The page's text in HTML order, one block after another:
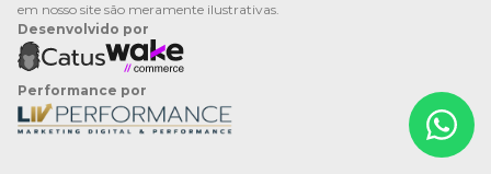
em nosso site são meramente ilustrativas.
Desenvolvido por
Performance por